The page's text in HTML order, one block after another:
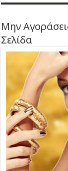
Μην
Σελίδα